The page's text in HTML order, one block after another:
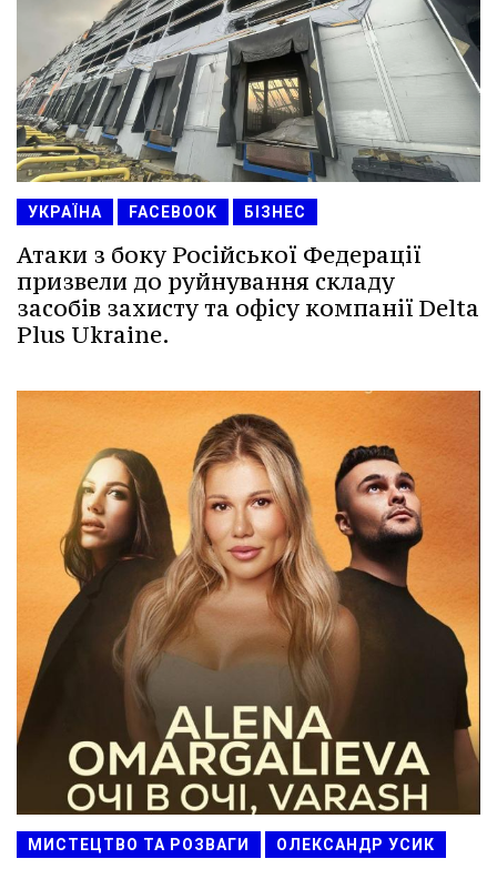
УКРАЇНА FACEBOOK БІЗНЕС
Атаки з боку Російської Федерації
призвели до руйнування складу
засобів захисту та офісу компанії Delta
Plus Ukraine.
МИСТЕЦТВО ТА РОЗВАГИ ОЛЕКСАНДР УСИК